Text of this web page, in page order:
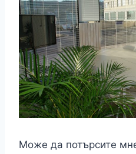
Може да потърсите